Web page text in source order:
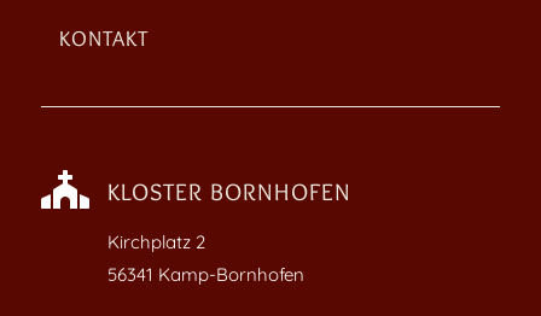
KONTAKT
 KLOSTER BORNHOFEN
Kirchplatz 2
56341 Kamp-Bornhofen